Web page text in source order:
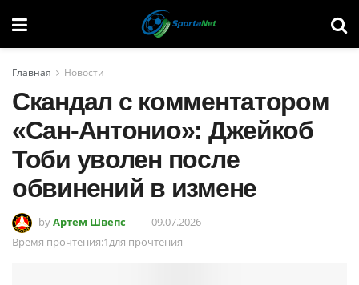
Главная Новости
Скандал с комментатором
«Сан-Антонио»: Джейкоб
Тоби уволен после
обвинений в измене
byАртем Швепс
09.07.2026
Время прочтения:1для прочтения